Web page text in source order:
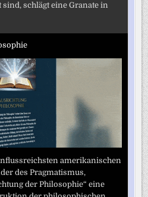
schlägt eine Granate in
amerikanischen
des Pragmatismus,
der Philosophie“ eine